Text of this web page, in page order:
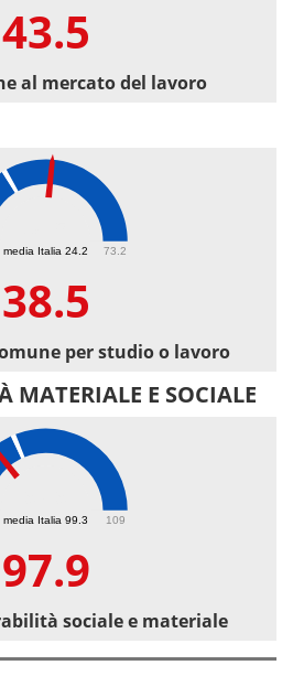
43.5
al mercato del lavoro
media Italia 24.2 73.2
38.5
per studio o lavoro
MATERIALE E SOCIALE
media Italia 99.3 109
97.9
sociale e materiale